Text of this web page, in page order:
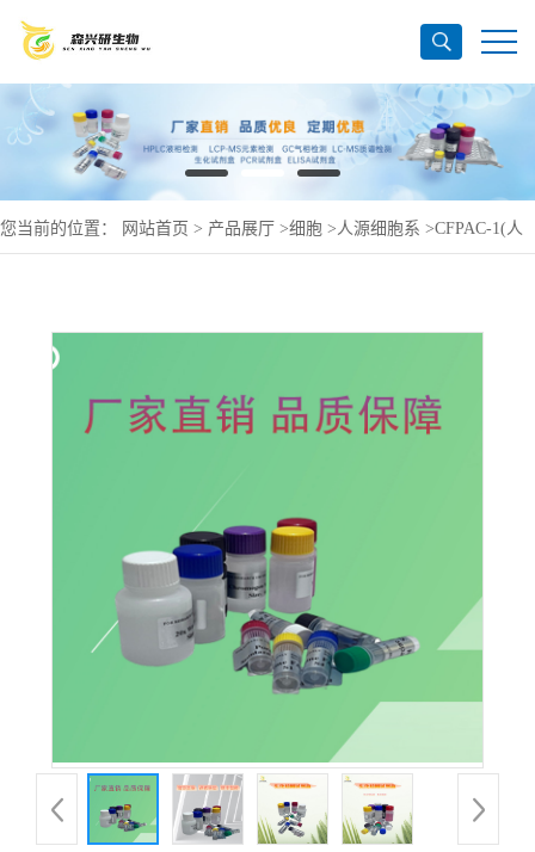
您当前的位置： 网站首页 > 产品展厅 >细胞 >人源细胞系 >CFPAC-1(人